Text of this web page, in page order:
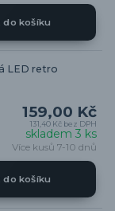
do košíku
LED retro
159,00 Kč
131,40 Kč bez DPH
skladem 3 ks
Více kusů 7-10 dnů
do košíku